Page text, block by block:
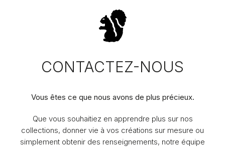
CONTACTEZ-NOUS
Vous êtes ce que nous avons de plus précieux.
Que vous souhaitiez en apprendre plus sur nos
collections, donner vie à vos créations sur mesure ou
simplement obtenir des renseignements, notre équipe